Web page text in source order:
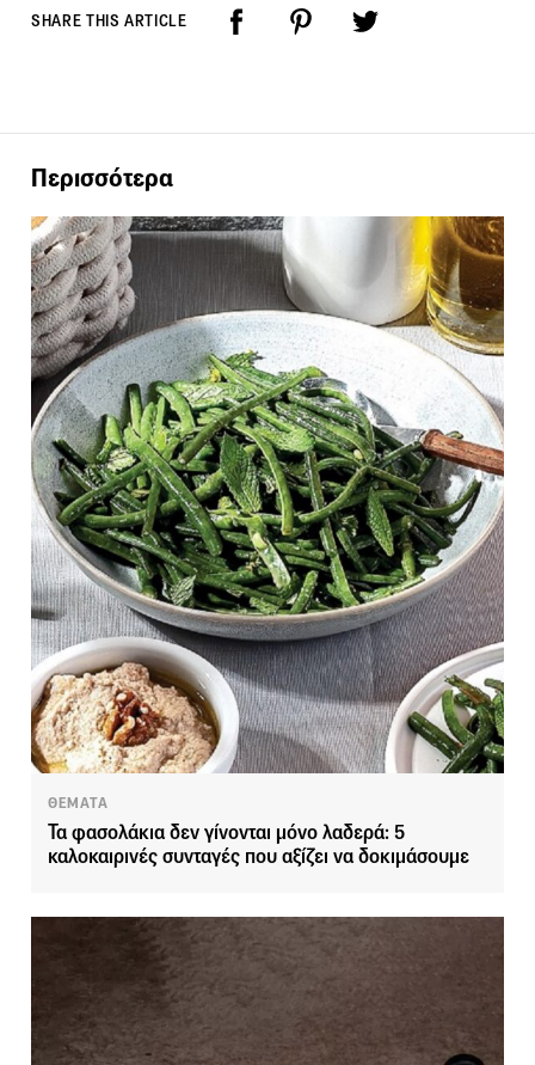
SHARE THIS ARTICLE
Περισσότερα
ΘΕΜΑΤΑ
Τα φασολάκια δεν γίνονται μόνο λαδερά: 5
καλοκαιρινές συνταγές που αξίζει να δοκιμάσουμε